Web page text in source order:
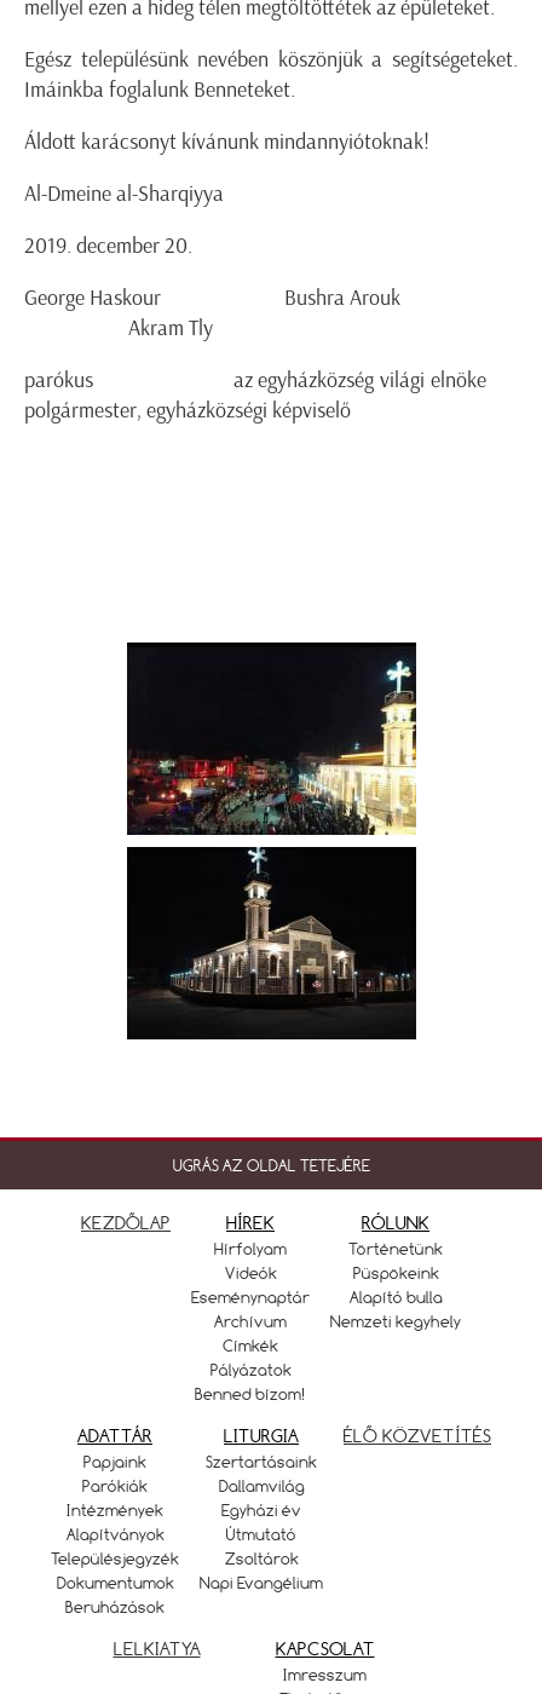
mellyel ezen a hideg télen megtöltöttétek az épületeket.
Egész településünk nevében köszönjük a segítségeteket.
Imáinkba foglalunk Benneteket.
Áldott karácsonyt kívánunk mindannyiótoknak!
Al-Dmeine al-Sharqiyya
2019. december 20.
George Haskour Bushra Arouk
Akram Tly
parókus az egyházközség világi elnöke
polgármester, egyházközségi képviselő
UGRÁS AZ OLDAL TETEJÉRE
KEZDŐLAP HÍREK
Hírfolyam
Videók
Eseménynaptár
Archívum
Címkék
Pályázatok
Benned bízom!
RÓLUNK
Történetünk
Püspökeink
Alapító bulla
Nemzeti kegyhely
ADATTÁR
Papjaink
Parókiák
Intézmények
Alapítványok
Településjegyzék
Dokumentumok
Beruházások
LITURGIA
Szertartásaink
Dallamvilág
Egyházi év
Útmutató
Zsoltárok
Napi Evangélium
ÉLŐ KÖZVETÍTÉS
LELKIATYA KAPCSOLAT
Imresszum